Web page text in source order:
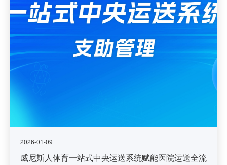
2026-01-09
威尼斯人体育一站式中央运送系统赋能医院运送全流